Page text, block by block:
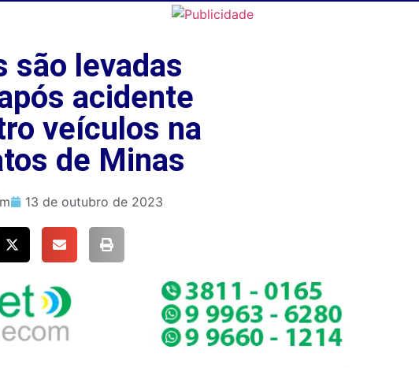
são levadas
acidente
veículos na
de Minas
13 de outubro de 2023